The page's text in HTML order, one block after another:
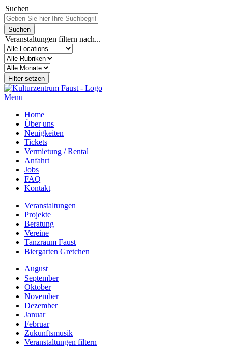
Suchen
Veranstaltungen filtern nach...
Menu
Home
Über uns
Neuigkeiten
Tickets
Vermietung / Rental
Anfahrt
Jobs
FAQ
Kontakt
Veranstaltungen
Projekte
Beratung
Vereine
Tanzraum Faust
Biergarten Gretchen
August
September
Oktober
November
Dezember
Januar
Februar
Zukunftsmusik
Veranstaltungen filtern